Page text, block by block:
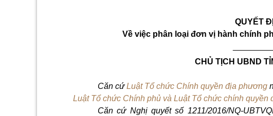
QUYẾT
Về việc phân loại đơn vị hành chính
CHỦ TỊCH UBND
Căn cứ Luật Tổ chức Chính quyền địa phương
Luật Tổ chức Chính phủ và Luật Tổ chức chính quyền
Căn cứ Nghị quyết số 1211/2016/NQ-